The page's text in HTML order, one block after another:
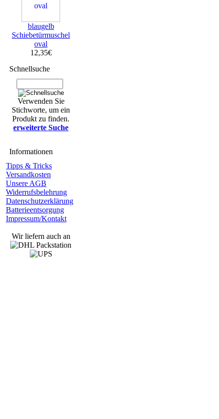
blaugelb
Schiebetürmuschel
oval
12,35€
Schnellsuche
Verwenden Sie
Stichworte, um ein
Produkt zu finden.
erweiterte Suche
Informationen
Tipps & Tricks
Versandkosten
Unsere AGB
Widerrufsbelehrung
Datenschutzerklärung
Batterieentsorgung
Impressum/Kontakt
Wir liefern auch an